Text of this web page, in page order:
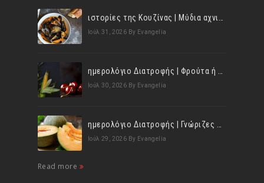
Ιούλ 31, 2026 By Evangelia
Ιούλ 30, 2026 By Evangelia
Ιούλ 29, 2026 By Evangelia
Read more